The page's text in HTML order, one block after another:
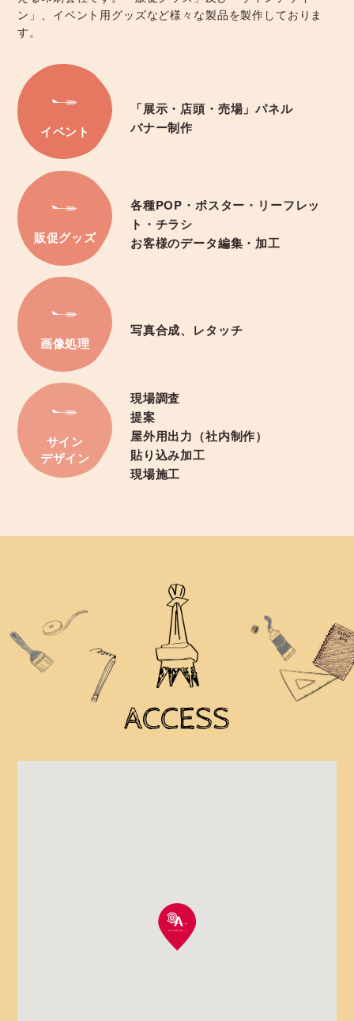
ン」、イベント用グッズなど様々な製品を製作しておりま
す。
イベント
「展示・店頭・売場」パネル
バナー制作
販促グッズ
各種POP・ポスター・リーフレッ
ト・チラシ
お客様のデータ編集・加工
画像処理
写真合成、レタッチ
サイン
デザイン
現場調査
提案
屋外用出力（社内制作）
貼り込み加工
現場施工
ACCESS